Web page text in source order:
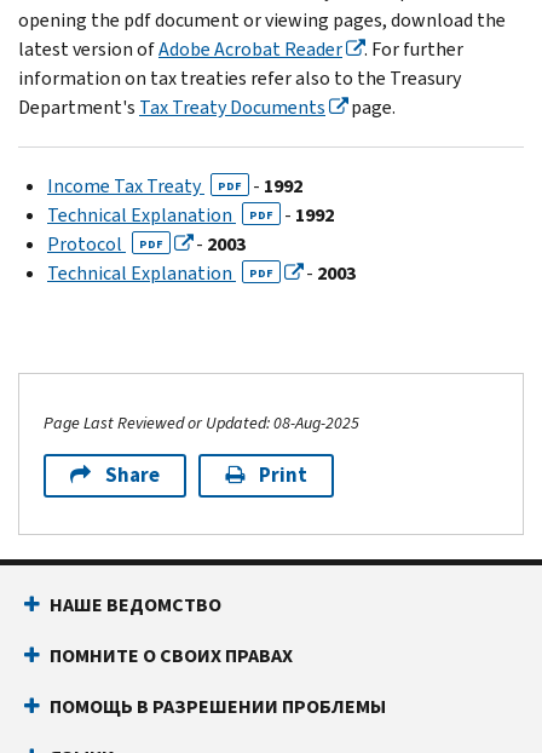
opening the pdf document or viewing pages, download the
latest version ofAdobe Acrobat Reader
. For further
information on tax treaties refer also to the Treasury
Department's Tax Treaty Documents page.
Income Tax Treaty PDF - 1992
Technical Explanation
PDF - 1992
Protocol
PDF - 2003
Technical Explanation
PDF - 2003
Page Last Reviewed or Updated: 08-Aug-2025
Share Print
НАШЕ ВЕДОМСТВО
ПОМНИТЕ О СВОИХ ПРАВАХ
ПОМОЩЬ В РАЗРЕШЕНИИ ПРОБЛЕМЫ